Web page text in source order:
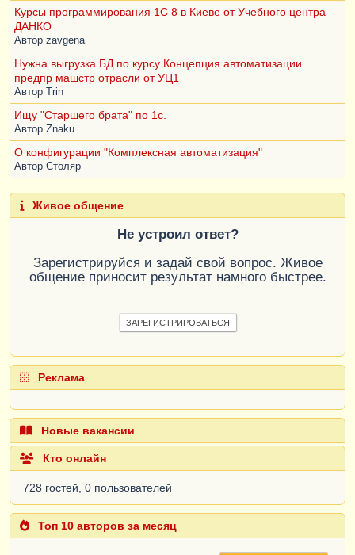
Курсы программирования 1С 8 в Киеве от Учебного центра
ДАНКО
Автор zavgena
Нужна выгрузка БД по курсу Концепция автоматизации
предпр машстр отрасли от УЦ1
Автор Trin
Ищу "Старшего брата" по 1с.
Автор Znaku
О конфигурации "Комплексная автоматизация"
Автор Столяр
Живое общение
Не устроил ответ?
Зарегистрируйся и задай свой вопрос. Живое
общение приносит результат намного быстрее.
ЗАРЕГИСТРИРОВАТЬСЯ
Реклама
Новые вакансии
Кто онлайн
728 гостей, 0 пользователей
Топ 10 авторов за месяц